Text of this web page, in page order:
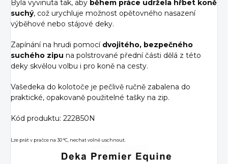
Byla vyvinuta tak, aby během práce udržela hřbet koně
suchý, což urychluje možnost opětovného nasazení
výběhové nebo stájové deky.
Zapínání na hrudi pomocí dvojitého, bezpečného
suchého zipu na polstrované přední části dělá z této
deky skvělou volbu i pro koně na cesty.
Vašedeka do kolotoče je pečlivě ručně zabalena do
praktické, opakovaně použitelné tašky na zip.
Kód produktu: 222850N
Lze prát v pračce na 30 °C, nechat volně uschnout.